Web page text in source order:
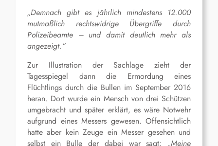
„Demnach gibt es jährlich mindestens 12.000
mutmaßlich rechtswidrige Übergriffe durch
Polizeibeamte – und damit deutlich mehr als
angezeigt.“
Zur Illustration der Sachlage zieht der
Tagesspiegel dann die Ermordung eines
Flüchtlings durch die Bullen im September 2016
heran. Dort wurde ein Mensch von drei Schützen
umgebracht und später erklärt, es wäre Notwehr
aufgrund eines Messers gewesen. Offensichtlich
hatte aber kein Zeuge ein Messer gesehen und
selbst ein Bulle der dabei war sagt: „Meine